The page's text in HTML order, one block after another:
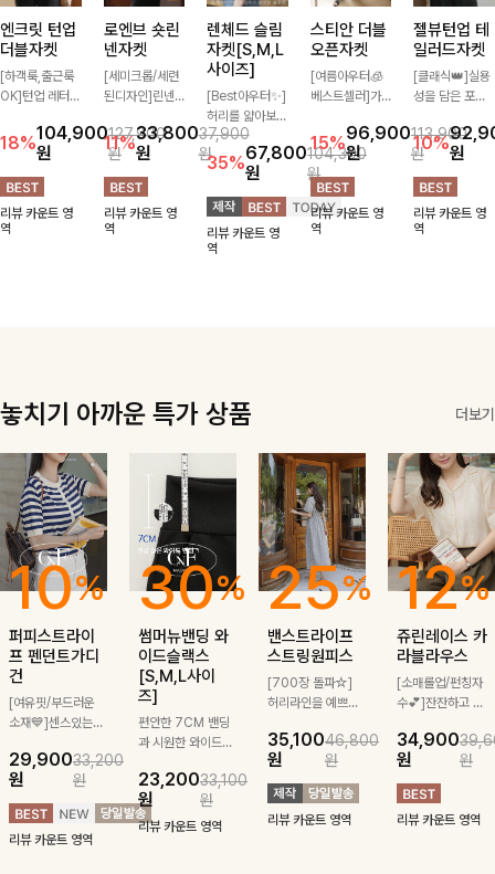
엔크릿 턴업
더블자켓
[하객룩,출근룩
OK]턴업 레터링
있게 완성된 썸
머 자켓, 더블버
튼 디자인으로
깔끔하고 세련된
무드가 느껴져요
🩶 가볍고 시원
18%104,900
원
127,900
원
리뷰 카운트 영
역
로엔브 숏린
넨자켓
[세미크롭/세련
된디자인]린넨
볍고 드라이한
소재감으로 한여
름에도 부담 없
이 툭 걸치기 좋
은 반팔 자켓, 크
롭에 가까운 깔
11%33,800
원
37,900
원
리뷰 카운트 영
역
렌체드 슬림
자켓[S,M,L
사이즈]
[Best아우터✨]
허리를 얇아보이
게 만들어줄 슬
림핏! 깔끔하고
단정한 핏으로
고급스러운 분위
기를 연출시켜줄
아우터로 데일리
로도, 특별한 날
35%67,800
원
104,300
원
리뷰 카운트 영
역
스티안 더블
오픈자켓
[여름아우터🧊
베스트셀러]가
멋스러운 무드가
살아나는 썸머
오픈자켓✨ 백
슬릿 디테일로
착용감이 편안하
며 깔끔한 핏과
15%96,900
원
113,900
원
리뷰 카운트 영
역
젤뷰턴업 테
일러드자켓
[클래식👑]실용
성을 담은 포켓
턴업 디테일로
멋을 더했으며
유연한 소재로
자연스러운 실루
엣을 연출해주는
아우터에요~!
10%원
리뷰 카운트 영
역
놓치기 아까운 특가 상품 더보기
10%
퍼피스트라이
프 펜던트가디
건
[여유핏/부드러운
소재💙]센스있는
귀여운 퍼피 펜던
트로 포인트를 선
사하는 니트 가디
건을 소개할게요 :)
29,900
원
33,200
원
리뷰 카운트 영역
30%
썸머뉴밴딩 와
이드슬랙스
[S,M,L사이
즈]
편안한 7CM 밴딩
과 시원한 와이드
로 여름 잡아보자 !
23,200
원
33,100
원
리뷰 카운트 영역
25%
밴스트라이프
스트링원피스
[700장 돌파☆]
허리라인을 예쁘게
깔끔한 스트라이프
패턴에 링클프리!
💙플레어지는 롱한
기장감까지 완벽한
데일리 원피스:B
35,100
원
46,800
원
리뷰 카운트 영역
12%
쥬린레이스 카
라블라우스
[소매롤업/펀칭자
수💕]잔잔하고 고
테일이 사랑스러운
블라우스-페미닌
하면서 여리한 무
드로 즐겨지는
ITEM
34,900
원
원
리뷰 카운트 영역